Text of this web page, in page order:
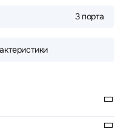
3 порта